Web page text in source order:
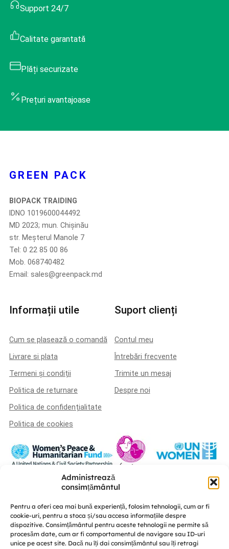
Administrează
consimțământul
Pentru a oferi cea mai bună experiență, folosim tehnologii, cum ar fi
cookie-uri, pentru a stoca și/sau accesa informațiile despre
dispozitive. Consimțământul pentru aceste tehnologii ne permite să
procesăm date, cum ar fi comportamentul de navigare sau ID-uri
unice pe acest site. Dacă nu îți dai consimțământul sau îți retragi
Support 24/7
Calitate garantată
Plăți securizate
Prețuri avantajoase
GREEN PACK
BIOPACK TRAIDING
IDNO 1019600044492
MD 2023; mun. Chișinău
str. Meșterul Manole 7
Tel: 0 22 85 00 86
Mob. 068740482
Email: sales@greenpack.md
Informații utile
Cum se plasează o comandă
Livrare si plata
Termeni și condiții
Politica de returnare
Politica de confidențialitate
Politica de cookies
Suport clienți
Contul meu
Întrebări frecvente
Trimite un mesaj
Despre noi
Această platformă a fost realizată în cadrul proiectului „U-POWER –
consolidare a păcii” este implementat de A.O. „Femei pentru Femei” în
parteneriat cu Centrul de educație nonformală „Diversitate” și CRISP –
Conflict Simulation, cu susținerea UN Women Moldova și finanțat de Fondul
Femeilor pentru Pace și Asistență Umanitară.